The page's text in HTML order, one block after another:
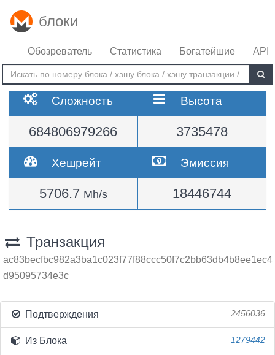
блоки
Обозреватель Статистика Богатейшие API
Сложность
684806979266
Высота
3735478
Хешрейт
5706.7 Mh/s
Эмиссия
18446744
Транзакция
ac83becfbc982a3ba1c023f77f88ccc50f7c2bb63db4b8ee1ec4
d95095734e3c
Подтверждения 2456036
Из Блока 1279442